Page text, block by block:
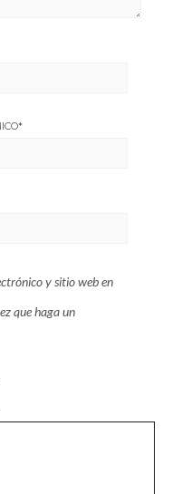
*
y sitio web en
que haga un